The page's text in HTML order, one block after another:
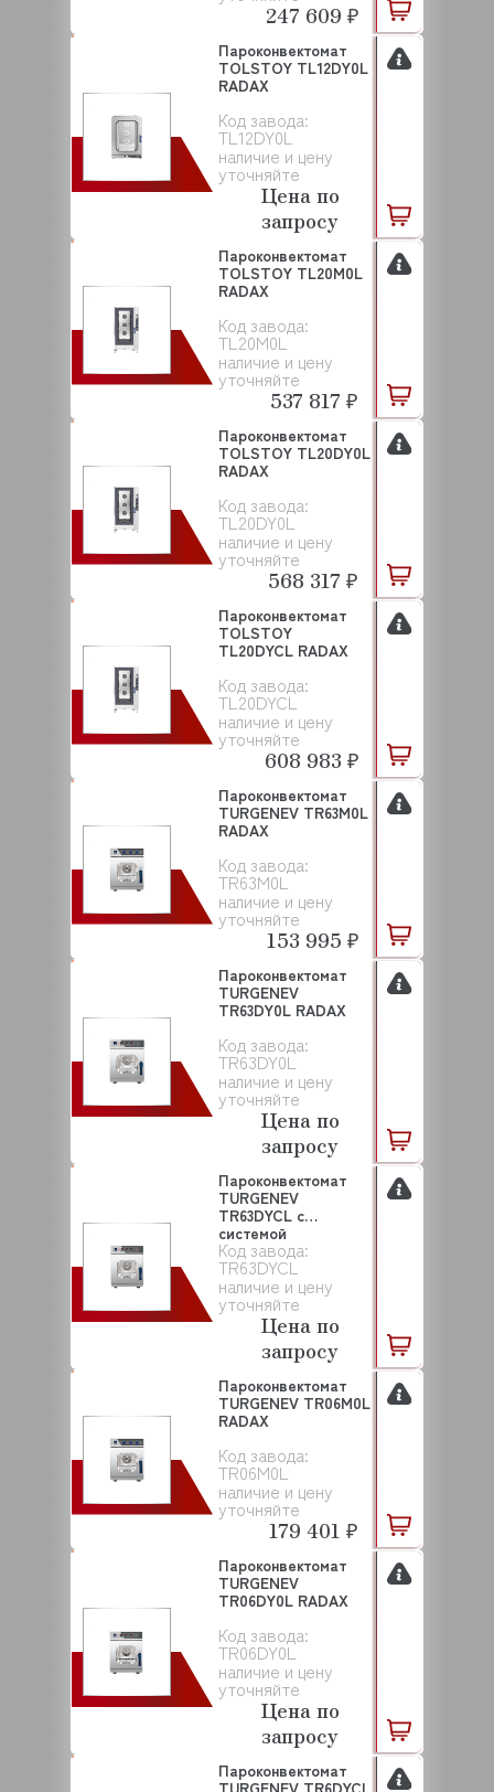
247 609 ₽
Код завода:
TL12DY0L
наличие и цену
уточняйте
Пароконвектомат
TOLSTOY TL12DY0L
RADAX
Цена по
запросу
Код завода:
TL20M0L
наличие и цену
уточняйте
Пароконвектомат
TOLSTOY TL20M0L
RADAX
537 817 ₽
Код завода:
TL20DY0L
наличие и цену
уточняйте
Пароконвектомат
TOLSTOY TL20DY0L
RADAX
568 317 ₽
Код завода:
TL20DYCL
наличие и цену
уточняйте
Пароконвектомат
TOLSTOY
TL20DYCL RADAX
608 983 ₽
Код завода:
TR63M0L
наличие и цену
уточняйте
Пароконвектомат
TURGENEV TR63M0L
RADAX
153 995 ₽
Код завода:
TR63DY0L
наличие и цену
уточняйте
Пароконвектомат
TURGENEV
TR63DY0L RADAX
Цена по
запросу
Код завода:
TR63DYCL
наличие и цену
уточняйте
Пароконвектомат
TURGENEV
TR63DYCL с
системой
самоочистки RADAX
Цена по
запросу
Код завода:
TR06M0L
наличие и цену
уточняйте
Пароконвектомат
TURGENEV TR06M0L
RADAX
179 401 ₽
Код завода:
TR06DY0L
наличие и цену
уточняйте
Пароконвектомат
TURGENEV
TR06DY0L RADAX
Цена по
запросу
Пароконвектомат
TURGENEV TR6DYCL